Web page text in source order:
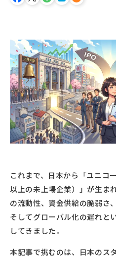
これまで、日本から「ユニコ
以上の未上場企業）」が生ま
の流動性、資金供給の脆弱さ
そしてグローバル化の遅れと
してきました。
本記事で挑むのは、日本のス